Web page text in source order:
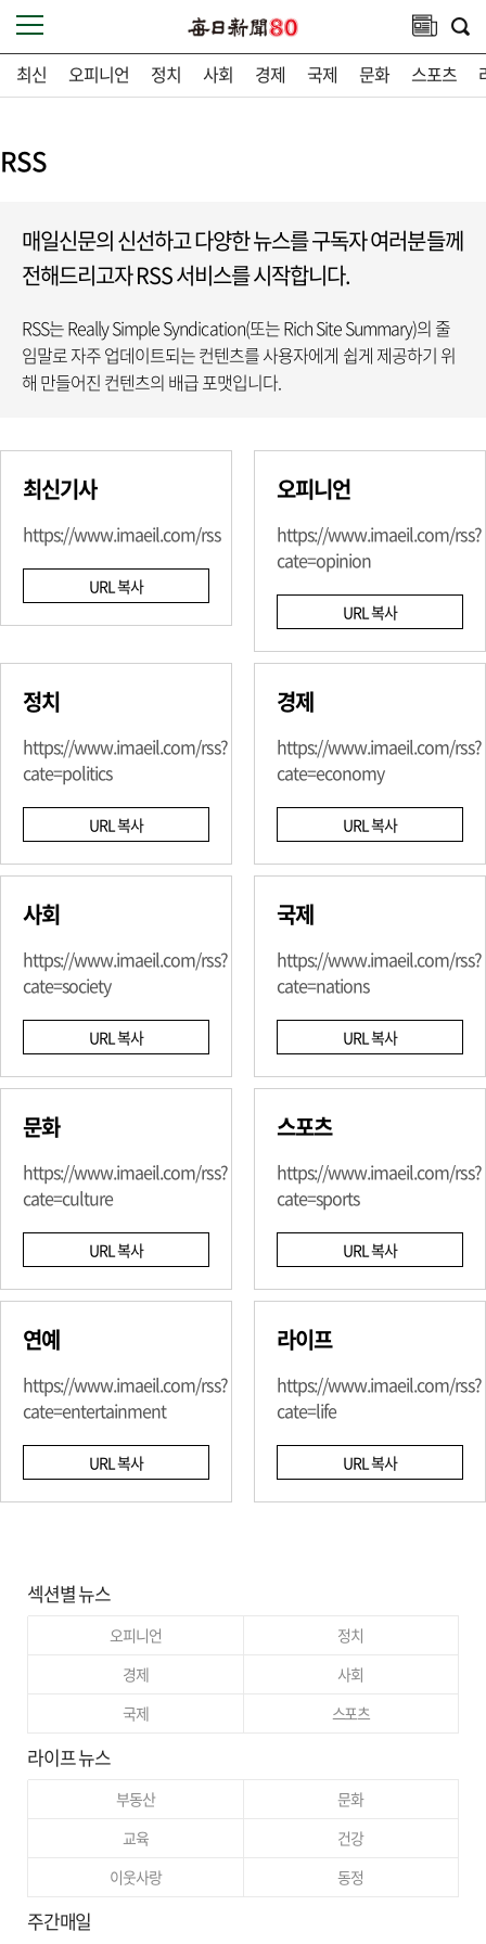
최신 오피니언 정치 사회 경제 국제 문화 스포츠
RSS
매일신문의 신선하고 다양한 뉴스를 구독자 여러분들께
전해드리고자 RSS 서비스를 시작합니다.
RSS는 Really Simple Syndication(또는 Rich Site Summary)의 줄
임말로 자주 업데이트되는 컨텐츠를 사용자에게 쉽게 제공하기 위
해 만들어진 컨텐츠의 배급 포맷입니다.
최신기사
https://www.imaeil.com/rss
URL 복사
오피니언
https://www.imaeil.com/rss?
cate=opinion
URL 복사
정치
https://www.imaeil.com/rss?
cate=politics
URL 복사
경제
https://www.imaeil.com/rss?
cate=economy
URL 복사
사회
https://www.imaeil.com/rss?
cate=society
URL 복사
국제
https://www.imaeil.com/rss?
cate=nations
URL 복사
문화
https://www.imaeil.com/rss?
cate=culture
URL 복사
스포츠
https://www.imaeil.com/rss?
cate=sports
URL 복사
연예
https://www.imaeil.com/rss?
cate=entertainment
URL 복사
라이프
https://www.imaeil.com/rss?
cate=life
URL 복사
섹션별 뉴스
오피니언
정치
경제
사회
국제
스포츠
라이프 뉴스
부동산
문화
교육
건강
이웃사랑
동정
주간매일